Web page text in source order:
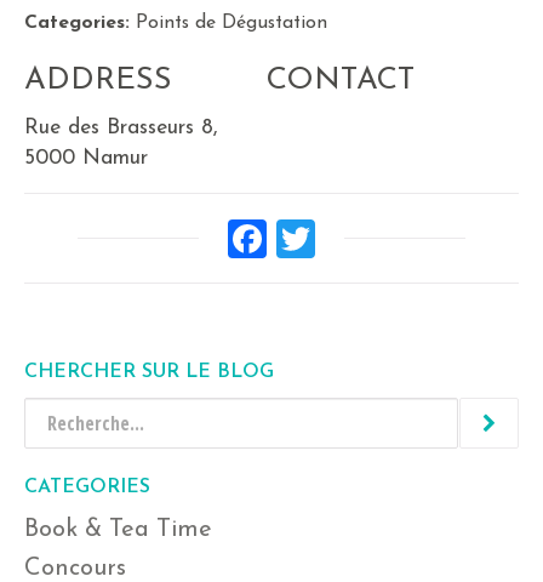
Categories: Points de Dégustation
ADDRESS
Rue des Brasseurs 8,
5000 Namur
CONTACT
Facebook
CHERCHER SUR LE BLOG
CATEGORIES
Book & Tea Time
Concours